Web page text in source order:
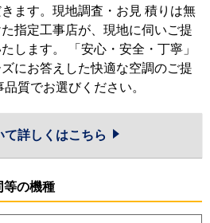
ます。現地調査・お見 積りは無
指定工事店が、現地に伺いご提
します。 「安心・安全・丁寧」
にお答えした快適な空調のご提
質でお選びください。
て詳しくはこちら
等の機種